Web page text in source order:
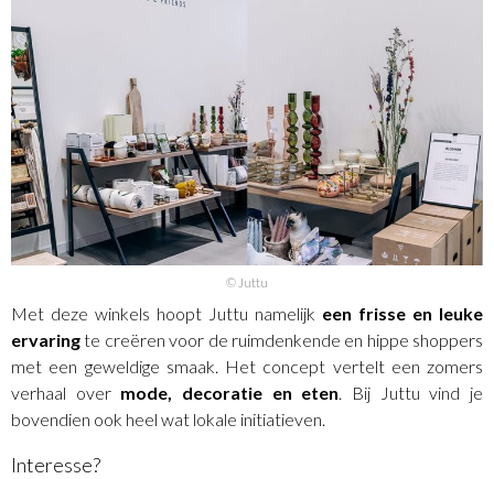
© Juttu
Met deze winkels hoopt Juttu namelijk een frisse en leuke
ervaringte creëren voor de ruimdenkende en hippe shoppers
met een geweldige smaak. Het concept vertelt een zomers
verhaal over mode, decoratie en eten. Bij Juttu vind je
bovendien ook heel wat lokale initiatieven.
Interesse?